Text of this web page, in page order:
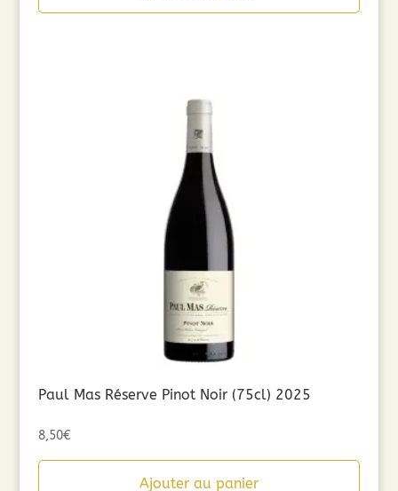
Paul Mas Réserve Pinot Noir (75cl) 2025
8,50€
Ajouter au panier